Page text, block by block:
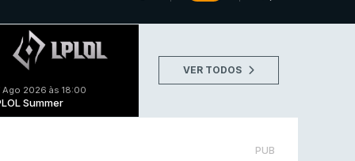
Ago 2026 às 18:00
Summer
VER TODOS
PUB